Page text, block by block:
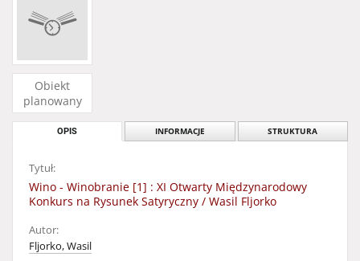
Obiekt
planowany
OPIS INFORMACJE STRUKTURA
Tytuł:
Wino - Winobranie [1] : XI Otwarty Międzynarodowy
Konkurs na Rysunek Satyryczny / Wasil Fljorko
Autor:
Fljorko, Wasil